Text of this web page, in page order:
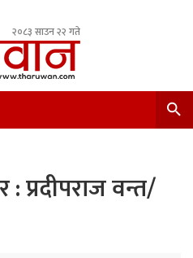
२०८३ साउन २२ गते
प्रदीपराज वन्त/